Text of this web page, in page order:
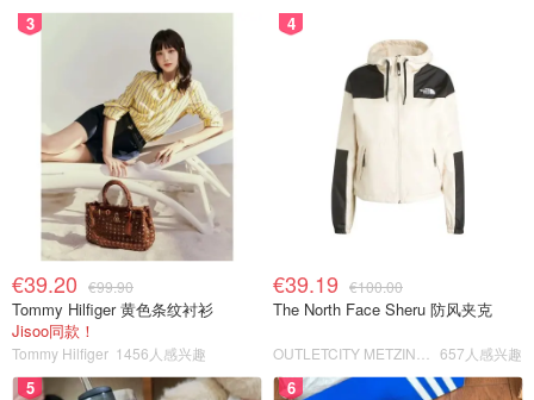
3
€39.20 €99.90
Tommy Hilfiger 黄色条纹衬衫
Jisoo同款！
Tommy Hilfiger 1456人感兴趣
4
€39.19 €100.00
The North Face Sheru 防风夹克
657人感兴趣
5 6